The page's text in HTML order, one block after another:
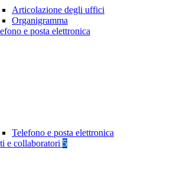
Articolazione degli uffici
Organigramma
e posta elettronica
Telefono e posta elettronica
e collaboratori 5